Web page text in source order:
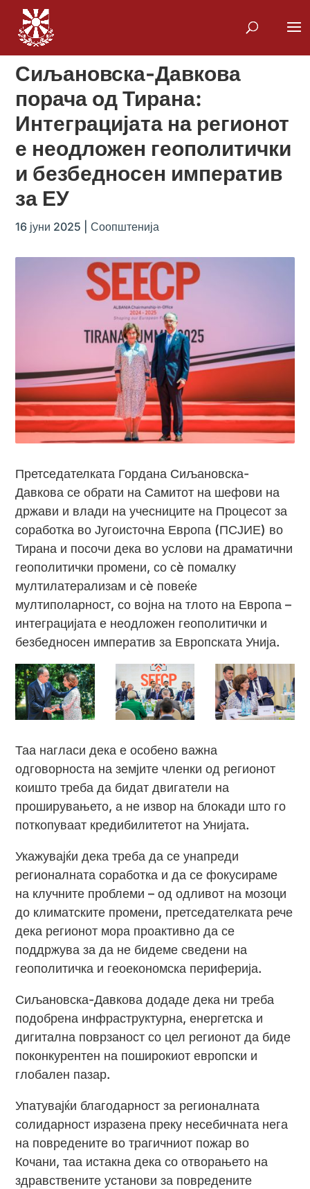
Сиљановска-Давкова
порача од Тирана:
Интеграцијата на регионот
е неодложен геополитички
и безбедносен императив
за ЕУ
16 јуни 2025 |Соопштенија
Претседателката Гордана Сиљановска-
Давкова се обрати на Самитот на шефови на
држави и влади на учесниците на Процесот за
соработка во Југоисточна Европа (ПСЈИЕ) во
Тирана и посочи дека во услови на драматични
геополитички промени, со сè помалку
мултилатерализам и сè повеќе
мултиполарност, со војна на тлото на Европа –
интеграцијата е неодложен геополитички и
безбедносен императив за Европската Унија.
Таа нагласи дека е особено важна
одговорноста на земјите членки од регионот
коишто треба да бидат двигатели на
проширувањето, а не извор на блокади што го
поткопуваат кредибилитетот на Унијата.
Укажувајќи дека треба да се унапреди
регионалната соработка и да се фокусираме
на клучните проблеми – од одливот на мозоци
до климатските промени, претседателката рече
дека регионот мора проактивно да се
поддржува за да не бидеме сведени на
геополитичка и геоекономска периферија.
Сиљановска-Давкова додаде дека ни треба
подобрена инфраструктурна, енергетска и
дигитална поврзаност со цел регионот да биде
поконкурентен на поширокиот европски и
глобален пазар.
Упатувајќи благодарност за регионалната
солидарност изразена преку несебичната нега
на повредените во трагичниот пожар во
Кочани, таа истакна дека со отворањето на
здравствените установи за повредените